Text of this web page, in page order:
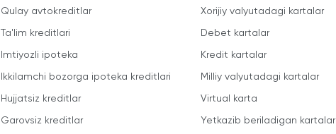
Qulay avtokreditlar
Ta'lim kreditlari
Imtiyozli ipoteka
Ikkilamchi bozorga ipoteka kreditlari
Hujjatsiz kreditlar
Garovsiz kreditlar
Xorijiy valyutadagi kartalar
Debet kartalar
Kredit kartalar
Milliy valyutadagi kartalar
Virtual karta
Yetkazib beriladigan kartalar